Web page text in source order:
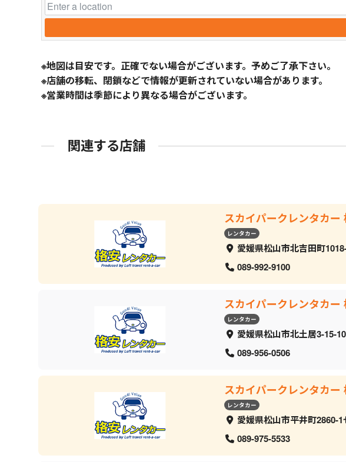
※地図は目安です。正確でない場合がございます。予めご了承下さい。
※店舗の移転、閉鎖などで情報が更新されていない場合があります。
※営業時間は季節により異なる場合がございます。
関連する店舗
スカイパークレンタカー
レンタカー
愛媛県松山市北吉田町
089-992-9100
スカイパークレンタカー
レンタカー
愛媛県松山市北土居3-15-10
089-956-0506
スカイパークレンタカー
レンタカー
愛媛県松山市平井町2860-
089-975-5533